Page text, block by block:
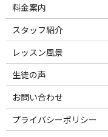
料金案内
スタッフ紹介
レッスン風景
生徒の声
お問い合わせ
プライバシーポリシー